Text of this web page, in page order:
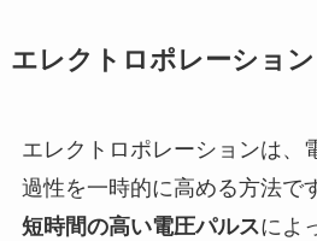
エレクトロポレーショ
エレクトロポレーションは、
過性を一時的に高める方法で
短時間の高い電圧パルスによ